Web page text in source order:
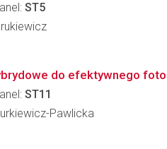
ST5
do efektywnego
ST11
Pawlicka